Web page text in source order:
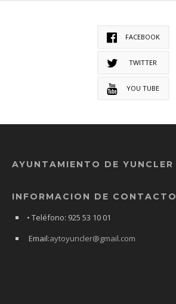
FACEBOOK
TWITTER
YOU TUBE
AYUNTAMIENTO DE YUNCLER
INFORMACION DE CONTACTO
• Teléfono: 925 53 10 01
Email:aytoyuncler@gmail.com